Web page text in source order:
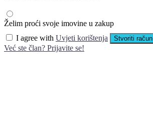
Želim proći svoje imovine u zakup
I agree with Uvjeti korištenja Stvoriti račun
Već ste član? Prijavite se!